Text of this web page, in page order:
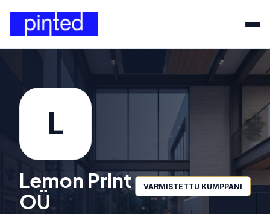
L
Lemon Print
OÜ
VARMISTETTU KUMPPANI